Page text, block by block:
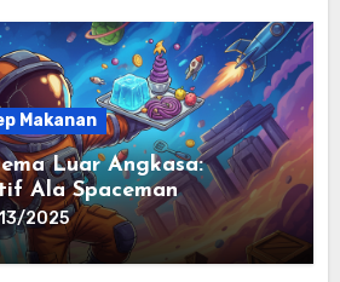
Makanan
Luar Angkasa:
Ala Spaceman
2025